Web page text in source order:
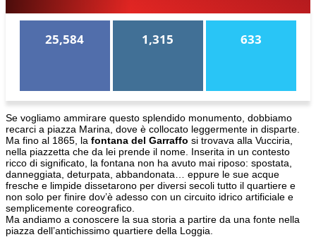
25,584 1,315 633
Se vogliamo ammirare questo splendido monumento, dobbiamo
recarci a piazza Marina, dove è collocato leggermente in disparte.
Ma fino al 1865, la fontana del Garraffo si trovava alla Vucciria,
nella piazzetta che da lei prende il nome. Inserita in un contesto
ricco di significato, la fontana non ha avuto mai riposo: spostata,
danneggiata, deturpata, abbandonata… eppure le sue acque
fresche e limpide dissetarono per diversi secoli tutto il quartiere e
non solo per finire dov’è adesso con un circuito idrico artificiale e
semplicemente coreografico.
Ma andiamo a conoscere la sua storia a partire da una fonte nella
piazza dell’antichissimo quartiere della Loggia.